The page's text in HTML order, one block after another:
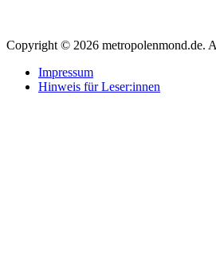
Copyright © 2026 metropolenmond.de.
Impressum
Hinweis für Leser:innen